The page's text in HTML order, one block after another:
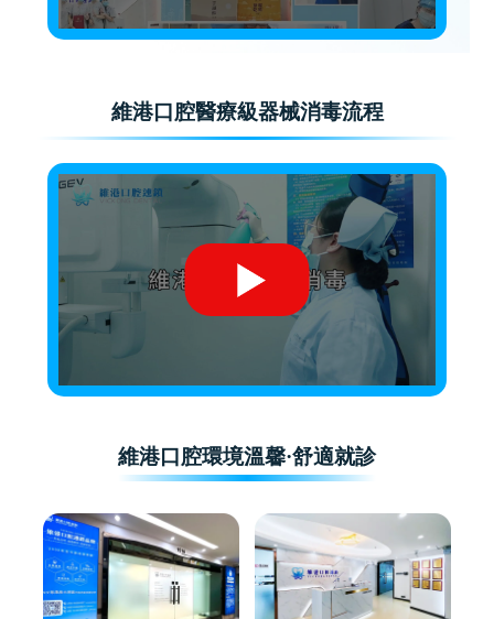
維港口腔醫療級器械消毒流程
維港口腔環境溫馨·舒適就診